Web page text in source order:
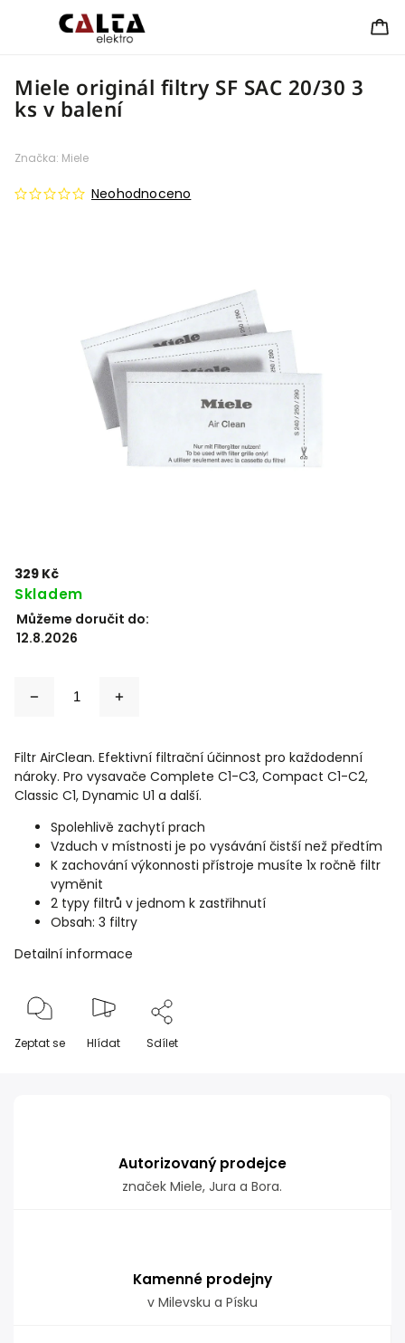
Miele originál filtry SF SAC 20/30 3
ks v balení
Neohodnoceno
Značka: Miele
329 Kč
Skladem
Můžeme doručit do:
12.8.2026
Filtr AirClean. Efektivní filtrační účinnost pro každodenní
nároky. Pro vysavače Complete C1-C3, Compact C1-C2,
Classic C1, Dynamic U1 a další.
Spolehlivě zachytí prach
Vzduch v místnosti je po vysávání čistší než předtím
K zachování výkonnosti přístroje musíte 1x ročně filtr
vyměnit
2 typy filtrů v jednom k zastřihnutí
Obsah: 3 filtry
Detailní informace
Zeptat se Hlídat Sdílet
Autorizovaný prodejce
značek Miele, Jura a Bora.
Kamenné prodejny
v Milevsku a Písku